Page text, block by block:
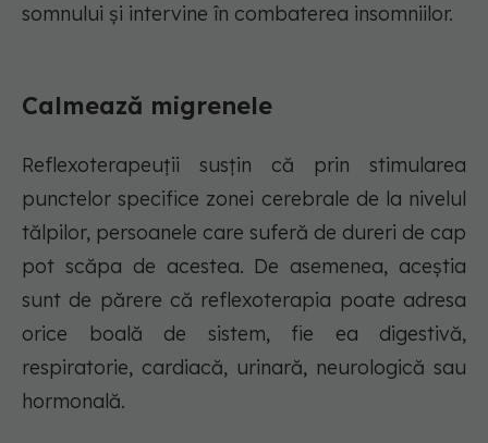
somnului și intervine în combaterea insomniilor.
Calmează migrenele
Reflexoterapeuții susțin că prin stimularea
punctelor specifice zonei cerebrale de la nivelul
tălpilor, persoanele care suferă de dureri de cap
pot scăpa de acestea. De asemenea, aceștia
sunt de părere că reflexoterapia poate adresa
orice boală de sistem, fie ea digestivă,
respiratorie, cardiacă, urinară, neurologică sau
hormonală.